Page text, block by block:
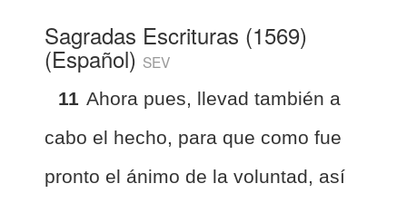
Sagradas Escrituras (1569)
(Español) SEV
11 Ahora pues, llevad también a
cabo el hecho, para que como fue
pronto el ánimo de la voluntad, así